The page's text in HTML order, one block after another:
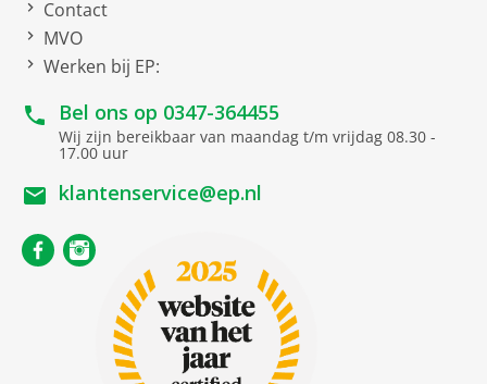
Contact
MVO
Werken bij EP:
Bel ons op 0347-364455
Wij zijn bereikbaar van maandag t/m vrijdag 08.30 -
17.00 uur
klantenservice@ep.nl